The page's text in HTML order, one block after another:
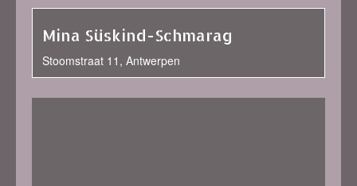
Mina Süskind-Schmarag
Stoomstraat 11, Antwerpen